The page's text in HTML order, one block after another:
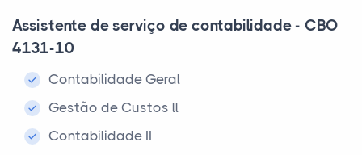
Assistente de serviço de contabilidade - CBO
4131-10
Contabilidade Geral
Gestão de Custos ll
Contabilidade II